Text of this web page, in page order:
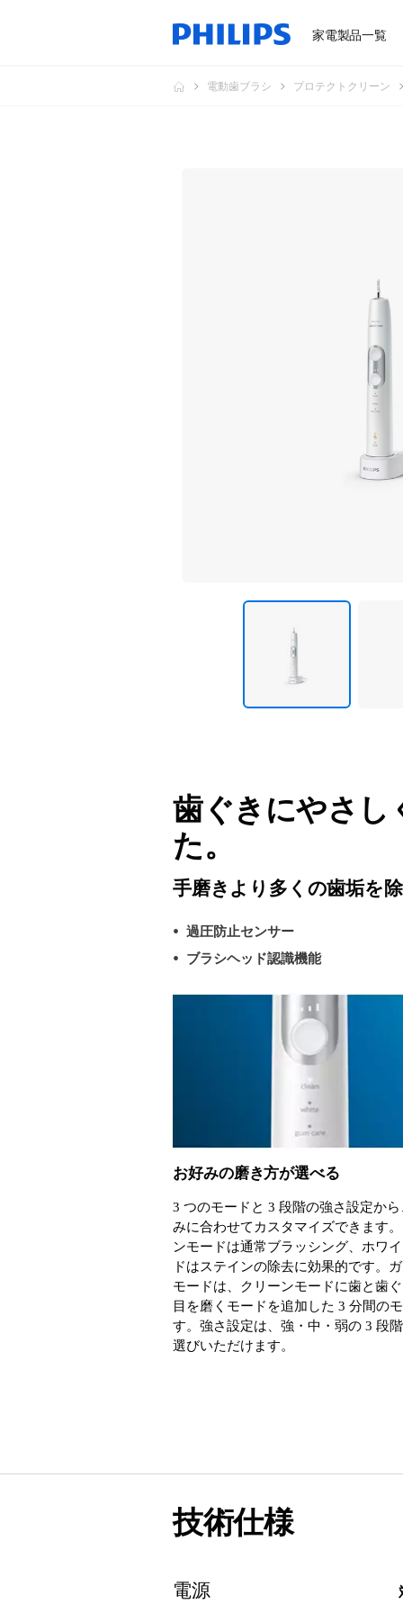
家電製品一覧
電動歯ブラシ プロテクトクリーン
歯ぐきにやさし
た。
手磨きより多くの歯垢を
過圧防止センサー
ブラシヘッド認識機能
お好みの磨き方が選べる
3 つのモードと 3 段階の強さ設定か
みに合わせてカスタマイズできます
ンモードは通常ブラッシング、ホワ
ドはステインの除去に効果的です。
モードは、クリーンモードに歯と歯
目を磨くモードを追加した 3 分間の
す。強さ設定は、強・中・弱の 3 段
選びいただけます。
技術仕様
電源